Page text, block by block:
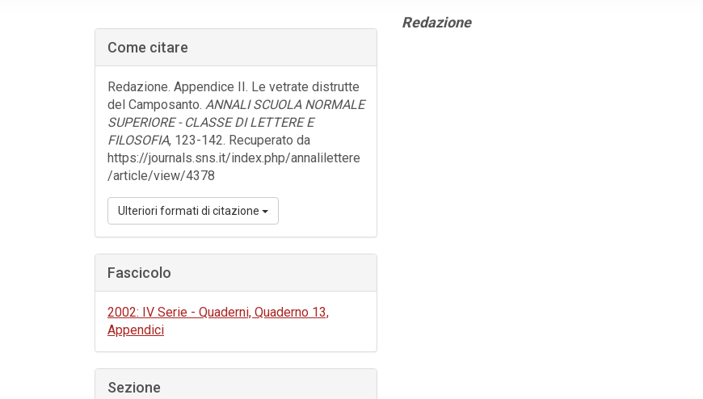
laterale
dell'articolo
Come citare
Redazione. Appendice II. Le vetrate distrutte
del Camposanto. ANNALI SCUOLA NORMALE
SUPERIORE - CLASSE DI LETTERE E
FILOSOFIA, 123-142. Recuperato da
https://journals.sns.it/index.php/annalilettere
/article/view/4378
Ulteriori formati di citazione
Fascicolo
2002: IV Serie - Quaderni, Quaderno 13,
Appendici
Sezione
Contenuto
Redazione